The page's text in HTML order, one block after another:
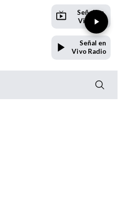
Señal en
Vivo TV
Señal en
Vivo Radio